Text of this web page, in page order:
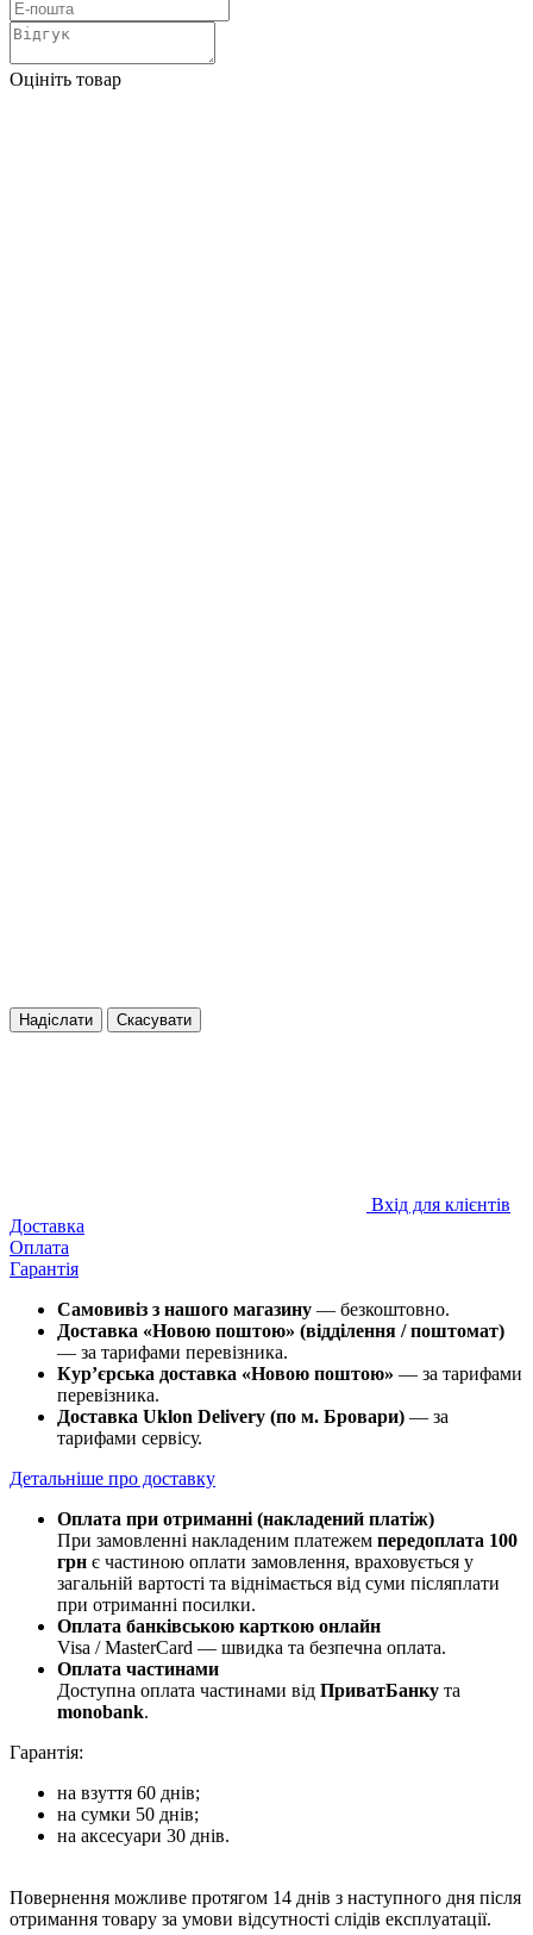
Оцініть товар
Надіслати Скасувати
Вхід для клієнтів
Доставка
Оплата
Гарантія
Самовивіз з нашого магазину — безкоштовно.
Доставка «Новою поштою» (відділення / поштомат)
— за тарифами перевізника.
Кур’єрська доставка «Новою поштою» — за тарифами
перевізника.
Доставка Uklon Delivery (по м. Бровари) — за
тарифами сервісу.
Детальніше про доставку
Оплата при отриманні (накладений платіж)
При замовленні накладеним платежем передоплата 100
грн є частиною оплати замовлення, враховується у
загальній вартості та віднімається від суми післяплати
при отриманні посилки.
Оплата банківською карткою онлайн
Visa / MasterCard — швидка та безпечна оплата.
Оплата частинами
Доступна оплата частинами від ПриватБанку та
monobank.
Гарантія:
на взуття 60 днів;
на сумки 50 днів;
на аксесуари 30 днів.
Повернення можливе протягом 14 днів з наступного дня після
отримання товару за умови відсутності слідів експлуатації.